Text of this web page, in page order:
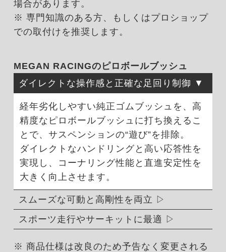
場合があります。
※ 専門知識のある方、もしくはプロショップ
での取付けを推奨します。
MEGAN RACINGのピロボールブッシュ
ダイレクトな操作感と正確な足回り制御
経年劣化しやすい純正ゴムブッシュを、高
精度なピロボールブッシュに打ち換えるこ
とで、サスペンションの“遊び”を排除。
ダイレクトなハンドリングと高い応答性を
実現し、コーナリング性能と直進安定性を
大きく向上させます。
スムーズな可動と高剛性を両立
スポーツ走行やサーキットに最適
※ 商品仕様は改良のため予告なく変更される